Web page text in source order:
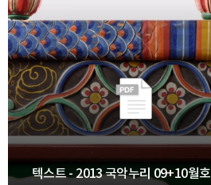
텍스트 - 2013 국악누리 09+10월호